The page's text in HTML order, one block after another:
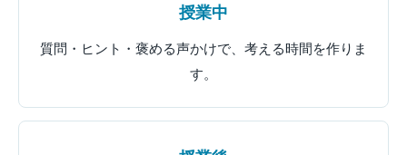
授業中
質問・ヒント・褒める声かけで、考える時間を作りま
す。